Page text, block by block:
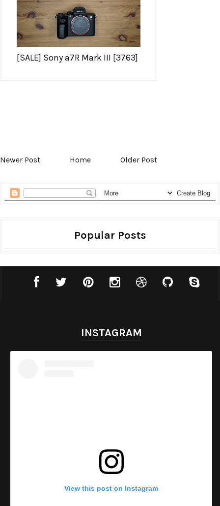
[SALE] Sony a7R Mark III [3763]
Newer Post Home Older Post
Popular Posts
INSTAGRAM
View this post on Instagram